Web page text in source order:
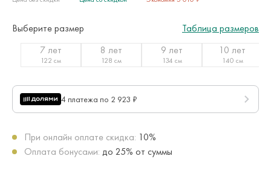
Выберите размер
Таблица размеров
7 лет
122 см
8 лет
128 см
9 лет
134 см
10 лет
140 см
4 платежа по 2 923 ₽
При онлайн оплате скидка: 10%
Оплата бонусами: до 25% от суммы